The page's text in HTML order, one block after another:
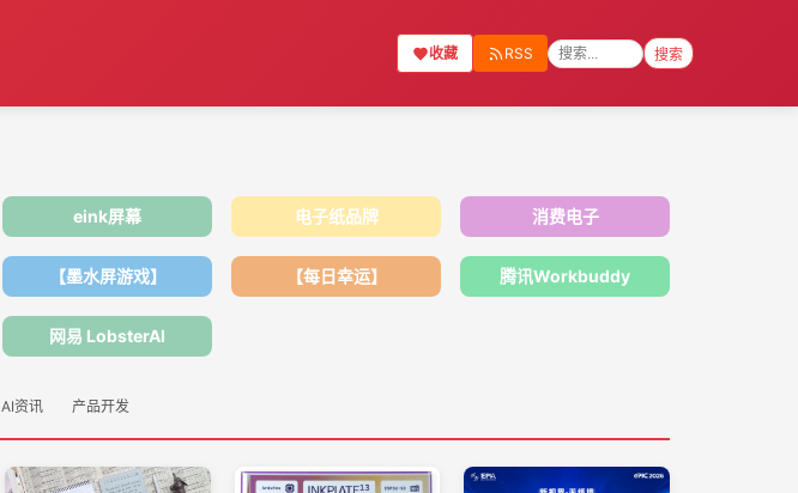
收藏 RSS 搜索
eink屏幕 电子纸品牌 消费电子
【墨水屏游戏】 【每日幸运】 腾讯Workbuddy
网易 LobsterAI
AI资讯 产品开发